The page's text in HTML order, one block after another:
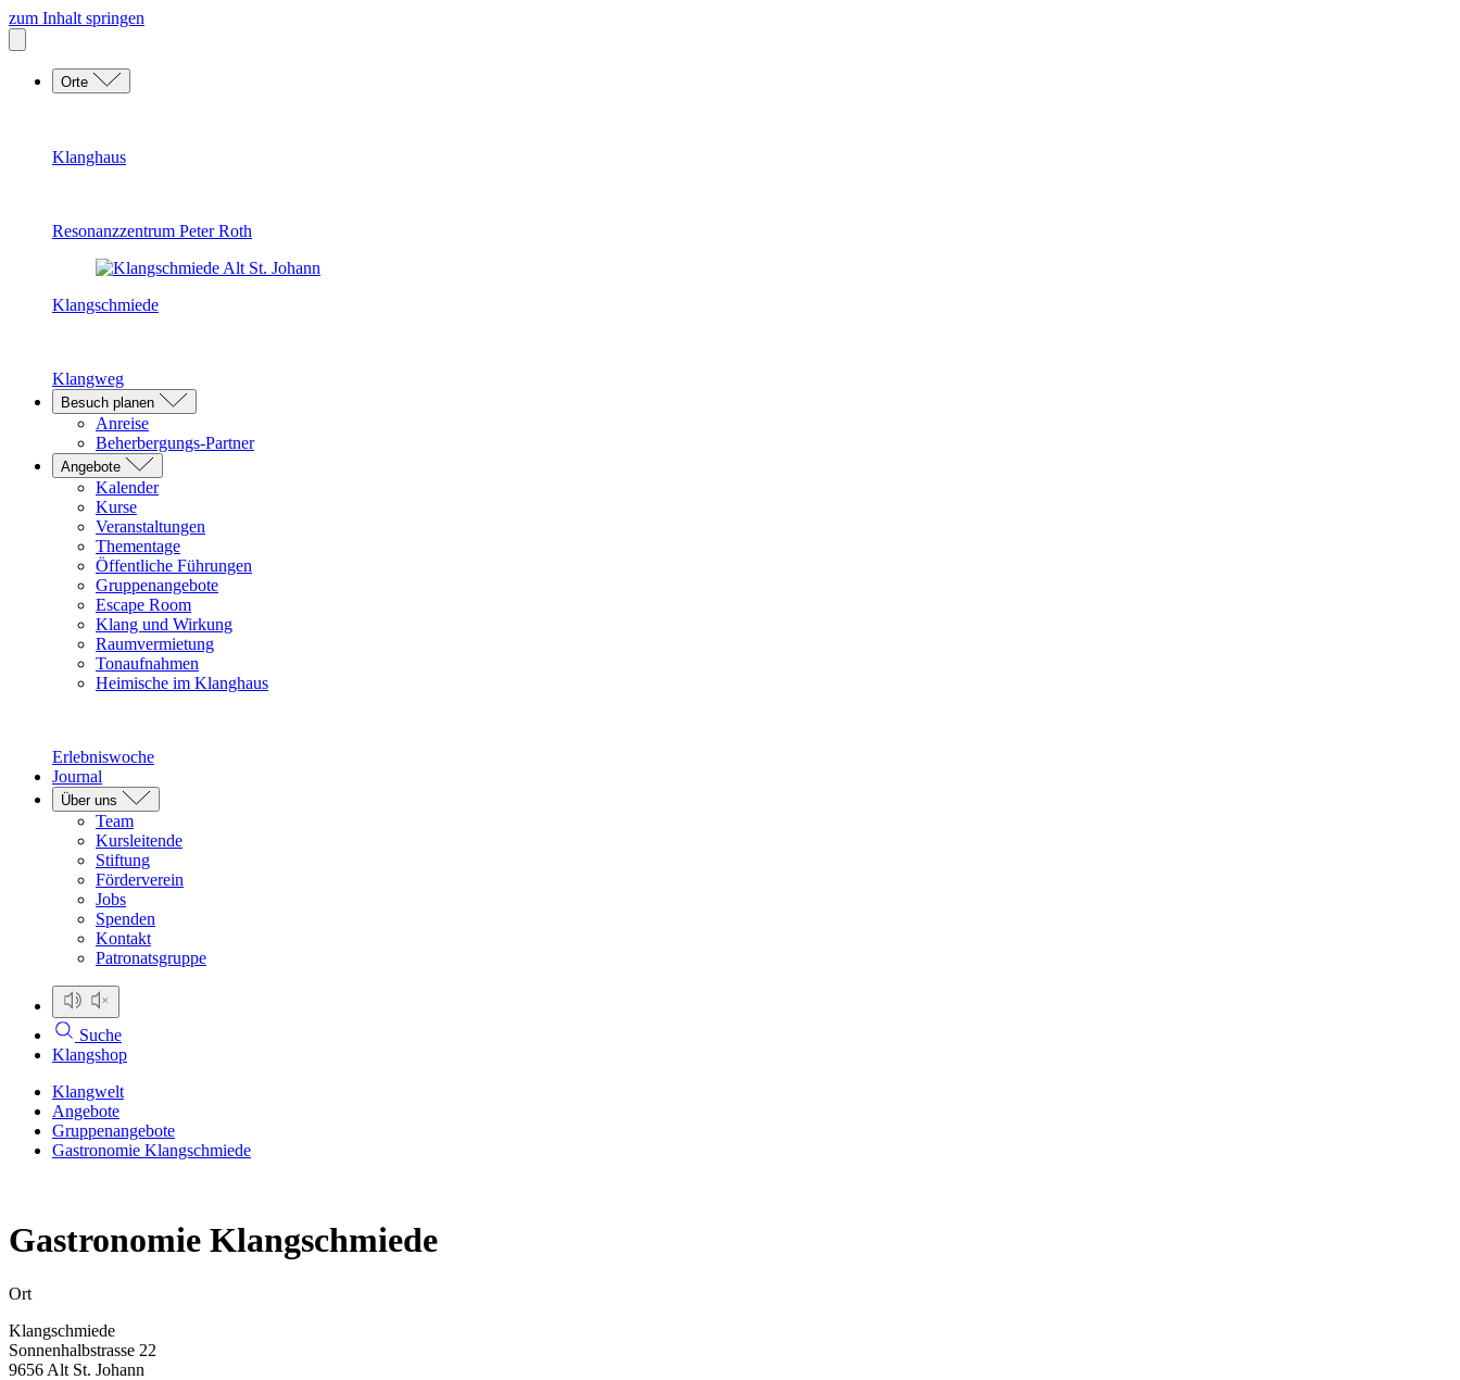
zum Inhalt springen
Orte
Klanghaus
Resonanzzentrum Peter Roth
Klangschmiede
Klangweg
Besuch planen
Anreise
Beherbergungs-Partner
Angebote
Kalender
Kurse
Veranstaltungen
Thementage
Öffentliche Führungen
Gruppenangebote
Escape Room
Klang und Wirkung
Raumvermietung
Tonaufnahmen
Heimische im Klanghaus
Erlebniswoche
Journal
Über uns
Team
Kursleitende
Stiftung
Förderverein
Jobs
Spenden
Kontakt
Patronatsgruppe
Suche
Klangshop
Klangwelt
Angebote
Gruppenangebote
Gastronomie Klangschmiede
Gastronomie Klangschmiede
Ort
Klangschmiede
Sonnenhalbstrasse 22
9656 Alt St. Johann